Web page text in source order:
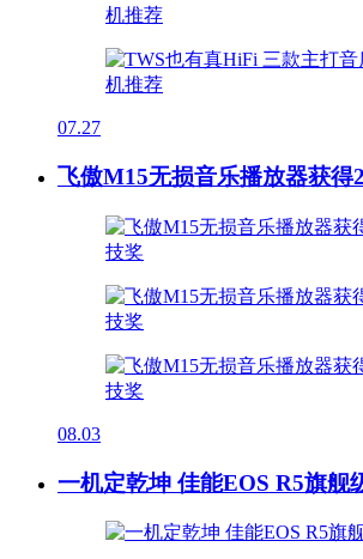
07.27
飞傲M15无损音乐播放器获得
08.03
一机定乾坤 佳能EOS R5旗舰